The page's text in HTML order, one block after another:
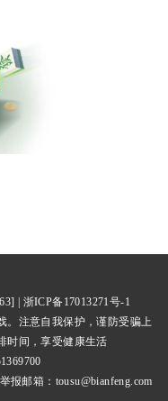
| 浙ICP备17013271号-1
。注意自我保护，谨防受骗上
时间，享受健康生活
报邮箱：tousu@bianfeng.com